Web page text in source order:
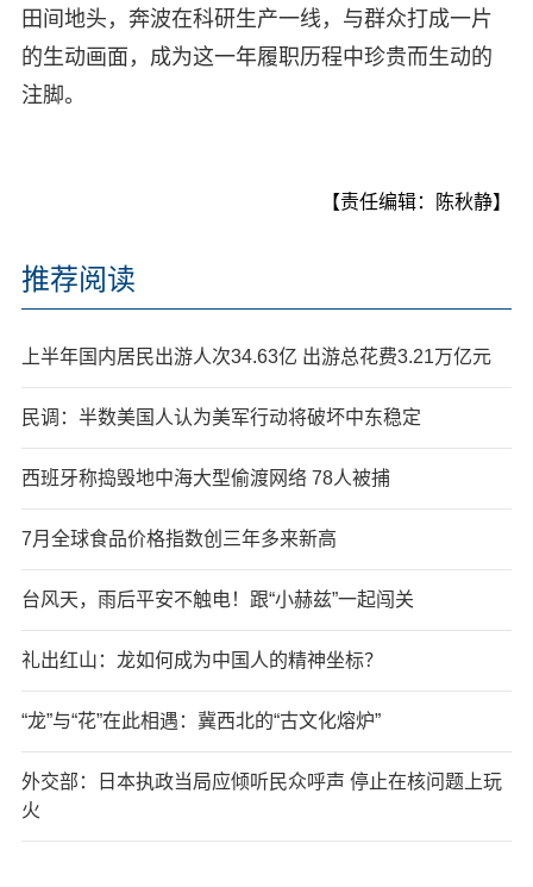
田间地头，奔波在科研生产一线，与群众打成一片
的生动画面，成为这一年履职历程中珍贵而生动的
注脚。
【责任编辑：陈秋静】
推荐阅读
上半年国内居民出游人次34.63亿 出游总花费3.21万亿元
民调：半数美国人认为美军行动将破坏中东稳定
西班牙称捣毁地中海大型偷渡网络 78人被捕
7月全球食品价格指数创三年多来新高
台风天，雨后平安不触电！跟“小赫兹”一起闯关
礼出红山：龙如何成为中国人的精神坐标？
“龙”与“花”在此相遇：冀西北的“古文化熔炉”
外交部：日本执政当局应倾听民众呼声 停止在核问题上玩
火